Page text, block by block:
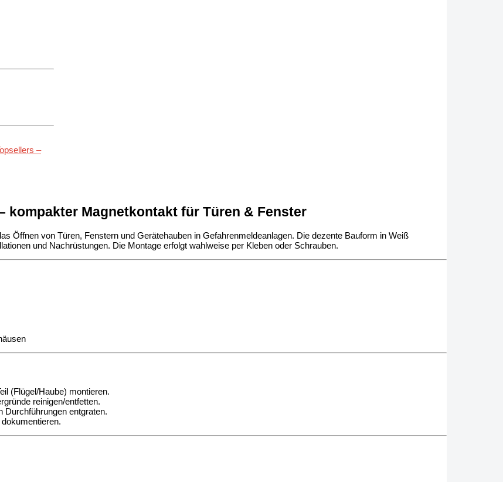
–
kompakter Magnetkontakt für Türen & Fenster
Öffnen von Türen, Fenstern und Gerätehauben in Gefahrenmeldeanlagen. Die dezente Bauform in Weiß
und Nachrüstungen. Die Montage erfolgt wahlweise per Kleben oder Schrauben.
(Flügel/Haube) montieren.
reinigen/entfetten.
Durchführungen entgraten.